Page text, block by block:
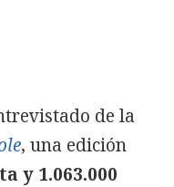
de la
, una edición
y 1.063.000